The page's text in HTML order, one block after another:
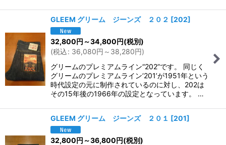
GLEEM グリーム ジーンズ ２０２ [202]
32,800円 ～34,800円(税別)
(税込: 36,080円 ～38,280円)
グリームのプレミアムライン“202”です。 同じく
グリームのプレミアムライン‘201’が1951年という
時代設定の元に制作されているのに対し、202は
その15年後の1966年の設定となっています。 …
GLEEM グリーム ジーンズ ２０１ [201]
32,800円 ～36,800円(税別)